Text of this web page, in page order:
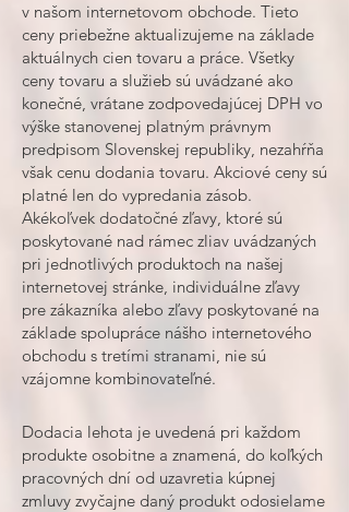
v našom internetovom obchode. Tieto
ceny priebežne aktualizujeme na základe
aktuálnych cien tovaru a práce. Všetky
ceny tovaru a služieb sú uvádzané ako
konečné, vrátane zodpovedajúcej DPH vo
výške stanovenej platným právnym
predpisom Slovenskej republiky, nezahŕňa
však cenu dodania tovaru. Akciové ceny sú
platné len do vypredania zásob.
Akékoľvek dodatočné zľavy, ktoré sú
poskytované nad rámec zliav uvádzaných
pri jednotlivých produktoch na našej
internetovej stránke, individuálne zľavy
pre zákazníka alebo zľavy poskytované na
základe spolupráce nášho internetového
obchodu s tretími stranami, nie sú
vzájomne kombinovateľné.
Dodacia lehota je uvedená pri každom
produkte osobitne a znamená, do koľkých
pracovných dní od uzavretia kúpnej
zmluvy zvyčajne daný produkt odosielame